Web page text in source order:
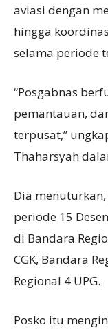
aviasi dengan
hingga
selama periode
“Posgabnas
pemantauan,
terpusat,”
Thaharsyah
Dia
periode 15
di Bandara
CGK, Bandara
Regional 4 UPG.
Posko itu